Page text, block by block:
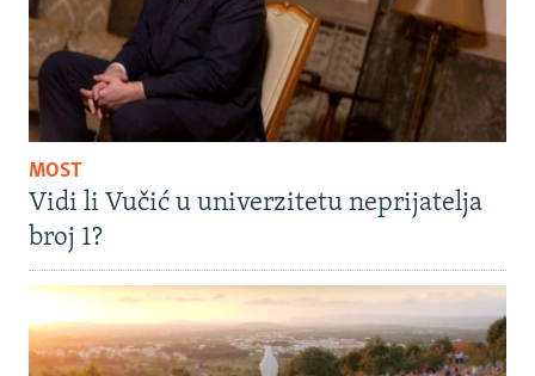
MOST
Vidi li Vučić u univerzitetu neprijatelja
broj 1?